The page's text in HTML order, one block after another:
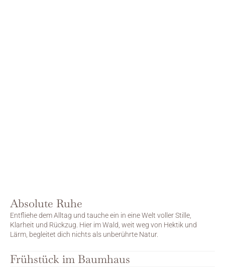
Absolute Ruhe
Entfliehe dem Alltag und tauche ein in eine Welt voller Stille,
Klarheit und Rückzug. Hier im Wald, weit weg von Hektik und
Lärm, begleitet dich nichts als unberührte Natur.
Frühstück im Baumhaus